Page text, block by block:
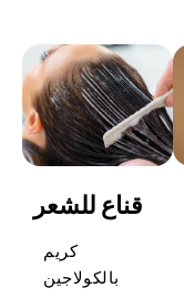
قناع للشعر
كريم
بالكولاجين